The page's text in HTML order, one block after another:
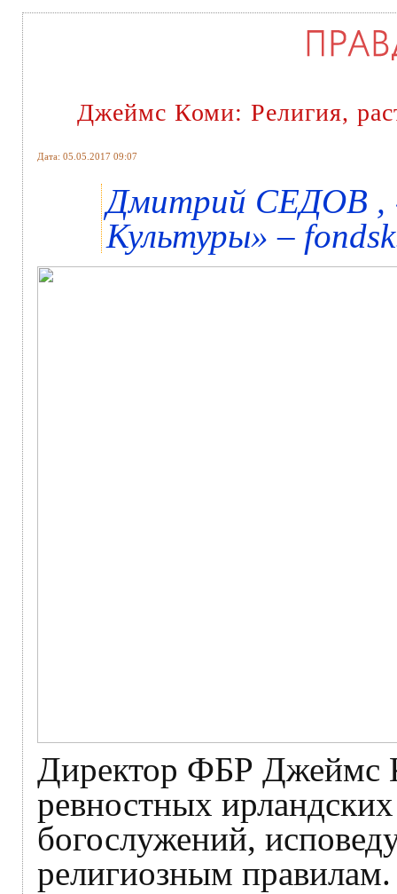
Джеймс Коми: Религия,
Дата: 05.05.2017 09:07
Дмитрий СЕДОВ ,
Культуры» –
Директор ФБР Джеймс
ревностных
богослужений,
религиозным правилам.